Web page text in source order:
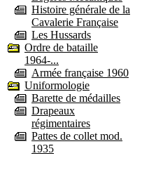
Histoire générale de la
Cavalerie Française
Les Hussards
Ordre de bataille
1964-...
Armée française 1960
Uniformologie
Barette de médailles
Drapeaux
régimentaires
Pattes de collet mod.
1935